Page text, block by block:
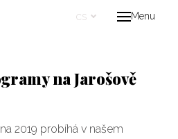
Menu
cs
na Jarošově
2019 probíhá v našem